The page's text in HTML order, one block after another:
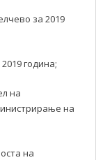
за 2019
година;
на
на
на